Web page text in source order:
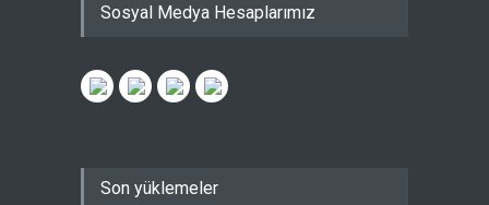
Sosyal Medya Hesaplarımız
Son yüklemeler